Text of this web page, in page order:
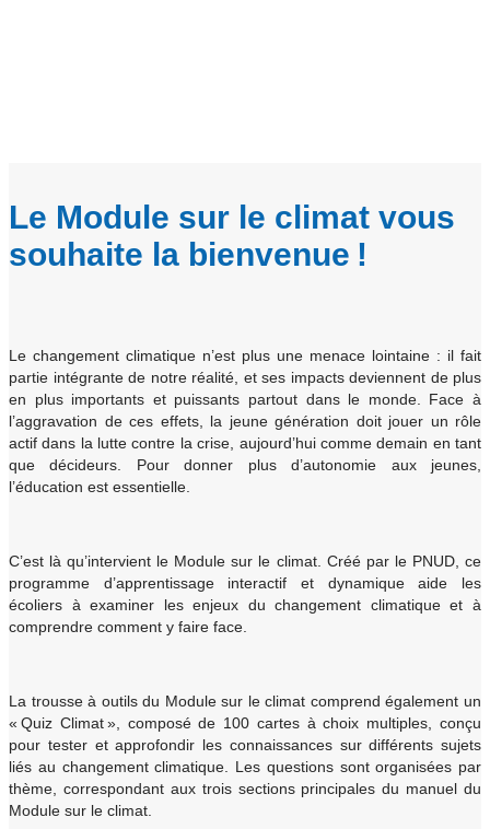
Le Module sur le climat vous
souhaite la bienvenue !
Le changement climatique n’est plus une menace lointaine : il fait
partie intégrante de notre réalité, et ses impacts deviennent de plus
en plus importants et puissants partout dans le monde. Face à
l’aggravation de ces effets, la jeune génération doit jouer un rôle
actif dans la lutte contre la crise, aujourd’hui comme demain en tant
que décideurs. Pour donner plus d’autonomie aux jeunes,
l’éducation est essentielle.
C’est là qu’intervient le Module sur le climat. Créé par le PNUD, ce
programme d’apprentissage interactif et dynamique aide les
écoliers à examiner les enjeux du changement climatique et à
comprendre comment y faire face.
La trousse à outils du Module sur le climat comprend également un
« Quiz Climat », composé de 100 cartes à choix multiples, conçu
pour tester et approfondir les connaissances sur différents sujets
liés au changement climatique. Les questions sont organisées par
thème, correspondant aux trois sections principales du manuel du
Module sur le climat.